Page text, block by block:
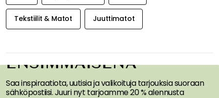
Tekstiilit & Matot Juuttimatot
SAA INSPIRAATIOTA &
TARJOUKSIA
ENSIMMÄISENÄ
Saa inspiraatiota, uutisia ja valikoituja tarjouksia suoraan
sähköpostiisi. Juuri nyt tarjoamme 20 % alennusta